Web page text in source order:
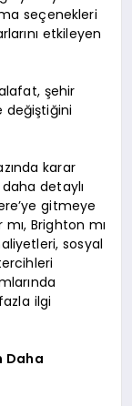
seçenekleri
etkileyen
şehir
değiştiğini
karar
detaylı
gitmeye
Brighton mı
sosyal
ilgi
Daha